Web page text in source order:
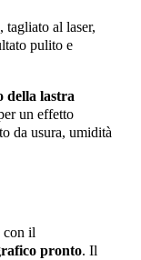
, tagliato al laser,
pulito e
della lastra
un effetto
da usura, umidità
con il
pronto. Il